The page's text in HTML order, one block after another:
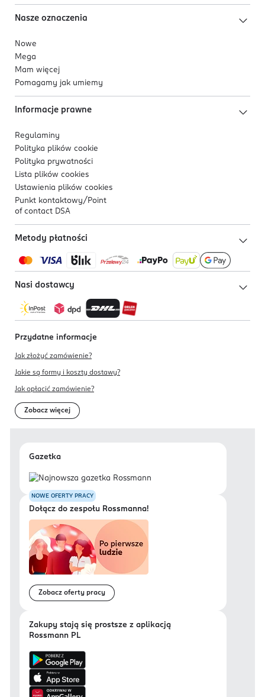
Nasze oznaczenia
Nowe
Mega
Mam więcej
Pomagamy jak umiemy
Informacje prawne
Regulaminy
Polityka plików cookie
Polityka prywatności
Lista plików cookies
Ustawienia plików cookies
Punkt kontaktowy/ Point
of contact DSA
Metody płatności
Nasi dostawcy
Przydatne informacje
Jak złożyć zamówienie?
Jakie są formy i koszty dostawy?
Jak opłacić zamówienie?
Zobacz więcej
Gazetka
NOWE OFERTY PRACY
Dołącz do zespołu Rossmanna!
Zobacz oferty pracy
Zakupy stają się prostsze z aplikacją
Rossmann PL